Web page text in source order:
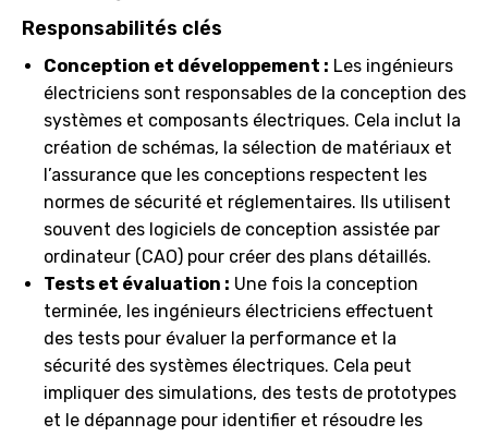
Responsabilités clés
Conception et développement : Les ingénieurs
électriciens sont responsables de la conception des
systèmes et composants électriques. Cela inclut la
création de schémas, la sélection de matériaux et
l’assurance que les conceptions respectent les
normes de sécurité et réglementaires. Ils utilisent
souvent des logiciels de conception assistée par
ordinateur (CAO) pour créer des plans détaillés.
Tests et évaluation : Une fois la conception
terminée, les ingénieurs électriciens effectuent
des tests pour évaluer la performance et la
sécurité des systèmes électriques. Cela peut
impliquer des simulations, des tests de prototypes
et le dépannage pour identifier et résoudre les